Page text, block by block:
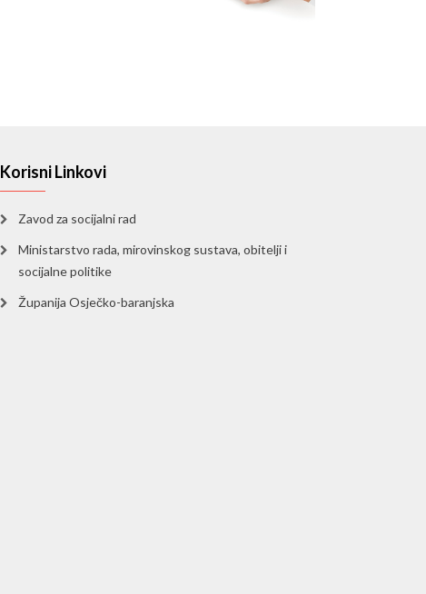
Korisni Linkovi
Zavod za socijalni rad
Ministarstvo rada, mirovinskog sustava, obitelji i
socijalne politike
Županija Osječko-baranjska